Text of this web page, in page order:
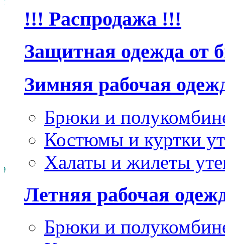
!!! Распродажа !!!
Защитная одежда от
Зимняя рабочая
Брюки и
Костюмы и куртки
Халаты и жилеты
Летняя рабочая
Брюки и